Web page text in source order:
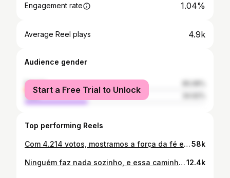
Engagement rate 1.04%
Average Reel plays 4.9k
Audience gender
female
male
Start a Free Trial to Unlock
Top performing Reels
Com 4.214 votos, mostramos a força da fé e do trabalho! Essa vitória não é apenas minha, é de todos que acreditam em um futuro melhor para nossa cidade. Agradeço de coração a cada um que confiou e caminhou ao nosso lado nessa jornada. Seguimos firmes, juntos, transformando essa fé em ação e construindo um amanhã mais justo e solidário.58k
Ninguém faz nada sozinho, e essa caminhada só é possível porque temos um exército de fé e trabalho ao nosso lado!12.4k